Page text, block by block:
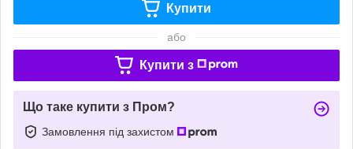
Купити
або
Купити з
Що таке купити з Пром?
Замовлення під захистом